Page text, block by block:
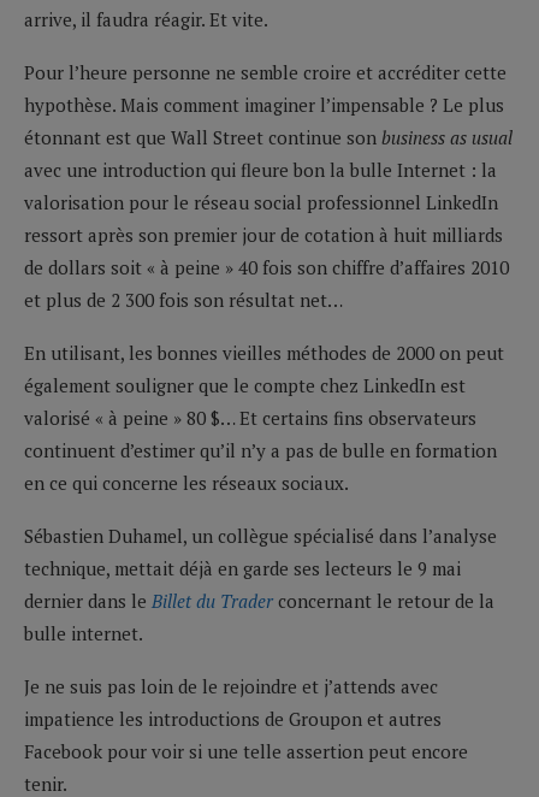
arrive, il faudra réagir. Et vite.
Pour l’heure personne ne semble croire et accréditer cette
hypothèse. Mais comment imaginer l’impensable ? Le plus
étonnant est que Wall Street continue son business as usual
avec une introduction qui fleure bon la bulle Internet : la
valorisation pour le réseau social professionnel LinkedIn
ressort après son premier jour de cotation à huit milliards
de dollars soit « à peine » 40 fois son chiffre d’affaires 2010
et plus de 2 300 fois son résultat net…
En utilisant, les bonnes vieilles méthodes de 2000 on peut
également souligner que le compte chez LinkedIn est
valorisé « à peine » 80 $… Et certains fins observateurs
continuent d’estimer qu’il n’y a pas de bulle en formation
en ce qui concerne les réseaux sociaux.
Sébastien Duhamel, un collègue spécialisé dans l’analyse
technique, mettait déjà en garde ses lecteurs le 9 mai
dernier dans le Billet du Trader concernant le retour de la
bulle internet.
Je ne suis pas loin de le rejoindre et j’attends avec
impatience les introductions de Groupon et autres
Facebook pour voir si une telle assertion peut encore
tenir.